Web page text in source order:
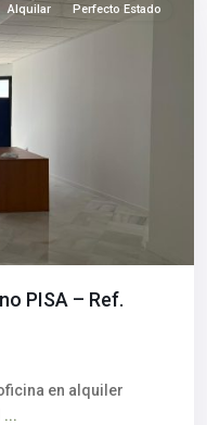
Alquilar Perfecto Estado
PISA – Ref.
en alquiler
...